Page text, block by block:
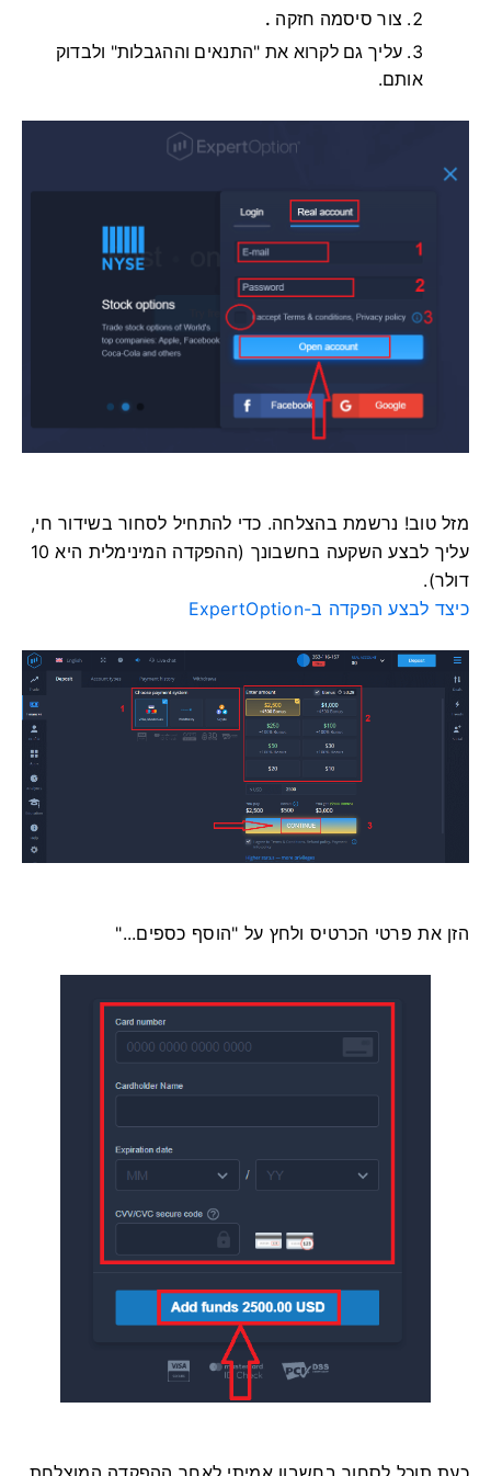
צור סיסמה חזקה .
עליך גם לקרוא את "התנאים וההגבלות" ולבדוק
אותם.
מזל טוב! נרשמת בהצלחה. כדי להתחיל לסחור בשידור חי,
עליך לבצע השקעה בחשבונך (ההפקדה המינימלית היא 10
דולר).
כיצד לבצע הפקדה ב-ExpertOption
הזן את פרטי הכרטיס ולחץ על "הוסף כספים..."